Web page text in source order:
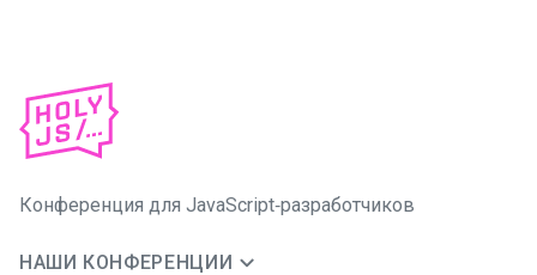
Конференция для JavaScript‑разработчиков
НАШИ КОНФЕРЕНЦИИ